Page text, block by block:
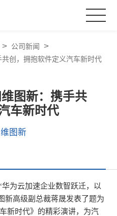
> 公司新闻 >
创，拥抱软件定义汽车新时代
图新：携手共
车新时代
图新
为云加速企业数智跃迁，以
新高级副总裁蒋晟发表了题为
新时代》的精彩演讲，为汽